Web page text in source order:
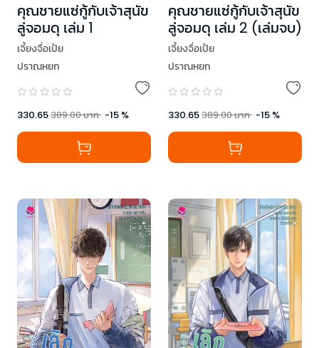
คุณชายแซ่กู้กับเจ้าสุนัข
ลู่จอมดุ เล่ม 1
เจี้ยงจื่อเป้ย
ปราณหยก
330.65389.00บาท -15 %
คุณชายแซ่กู้กับเจ้าสุนัข
ลู่จอมดุ เล่ม 2 (เล่มจบ)
เจี้ยงจื่อเป้ย
ปราณหยก
330.65389.00บาท -15 %